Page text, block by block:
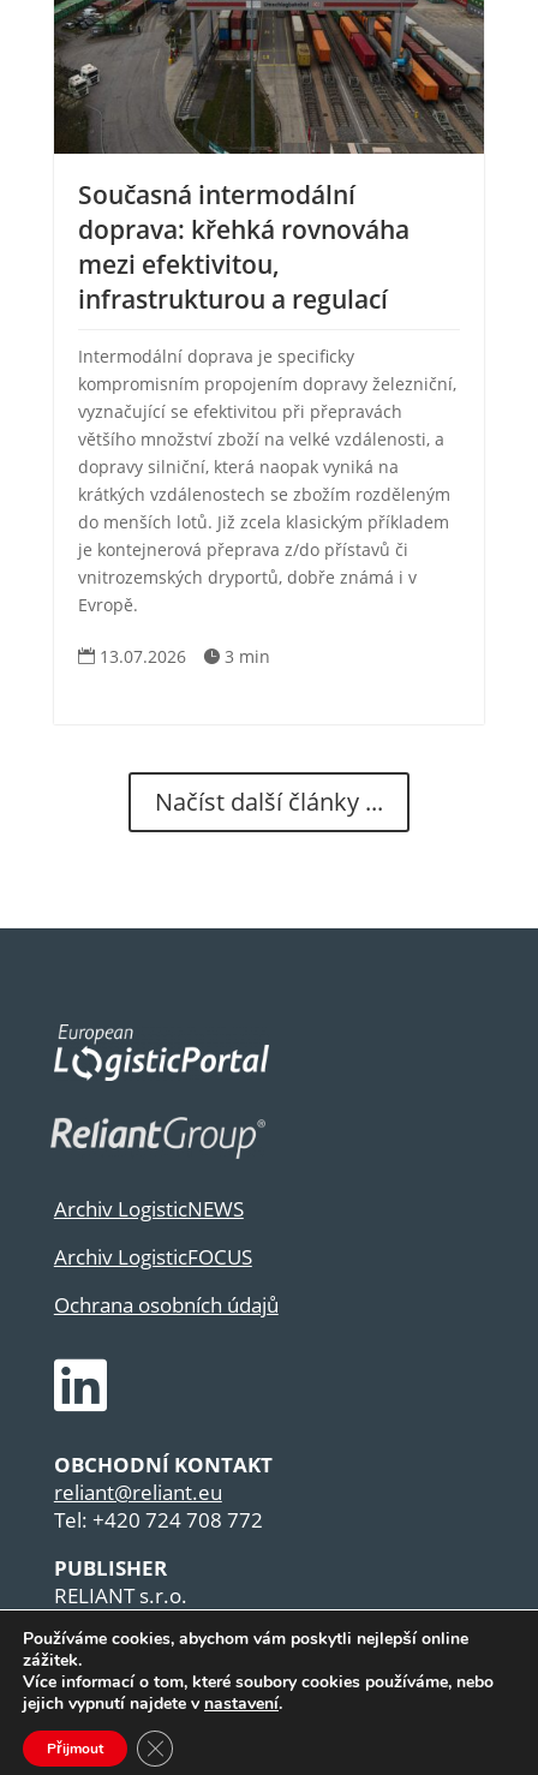
Současná intermodální
doprava: křehká rovnováha
mezi efektivitou,
infrastrukturou a regulací
Intermodální doprava je specificky
kompromisním propojením dopravy železniční,
vyznačující se efektivitou při přepravách
většího množství zboží na velké vzdálenosti, a
dopravy silniční, která naopak vyniká na
krátkých vzdálenostech se zbožím rozděleným
do menších lotů. Již zcela klasickým příkladem
je kontejnerová přeprava z/do přístavů či
vnitrozemských dryportů, dobře známá i v
Evropě.
 13.07.2026  3 min
Načíst další články ...
Archiv LogisticNEWS
Archiv LogisticFOCUS
Ochrana osobních údajů

OBCHODNÍ KONTAKT
reliant@reliant.eu
Tel: +420 724 708 772
PUBLISHER
RELIANT s.r.o.
CZ-140 00 Praha
Czech Republic
Používáme cookies, abychom vám poskytli nejlepší online
zážitek.
Více informací o tom, které soubory cookies používáme, nebo
jejich vypnutí najdete v nastavení.
Přijmout Zavřít cookie lištu GDPR